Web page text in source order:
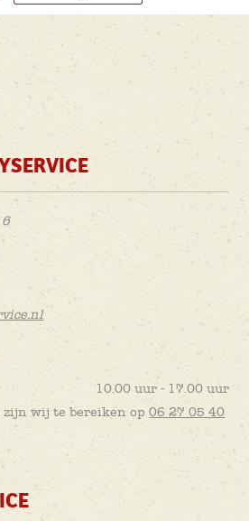
6
10.00 uur - 17.00 uur
zijn wij te bereiken op06 27 05 40